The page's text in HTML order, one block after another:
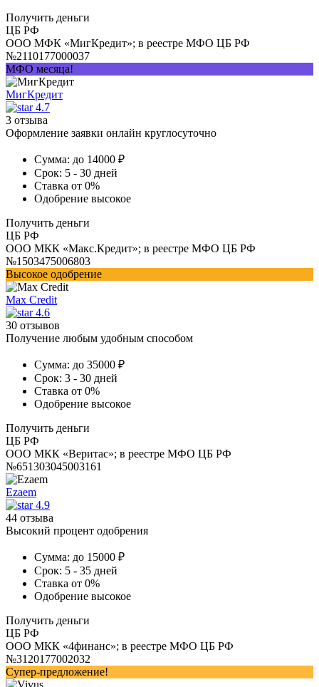
Получить деньги
ЦБ РФ
ООО МФК «МигКредит»; в реестре МФО ЦБ РФ
№2110177000037
МФО месяца!
МигКредит
4.7
3 отзыва
Оформление заявки онлайн круглосуточно
Сумма: до 14000 ₽
Срок: 5 - 30 дней
Ставка от 0%
Одобрение высокое
Получить деньги
ЦБ РФ
ООО МКК «Макс.Кредит»; в реестре МФО ЦБ РФ
№1503475006803
Высокое одобрение
Max Credit
4.6
30 отзывов
Получение любым удобным способом
Сумма: до 35000 ₽
Срок: 3 - 30 дней
Ставка от 0%
Одобрение высокое
Получить деньги
ЦБ РФ
ООО МКК «Веритас»; в реестре МФО ЦБ РФ
№651303045003161
Ezaem
4.9
44 отзыва
Высокий процент одобрения
Сумма: до 15000 ₽
Срок: 5 - 35 дней
Ставка от 0%
Одобрение высокое
Получить деньги
ЦБ РФ
ООО МКК «4финанс»; в реестре МФО ЦБ РФ
№3120177002032
Супер-предложение!